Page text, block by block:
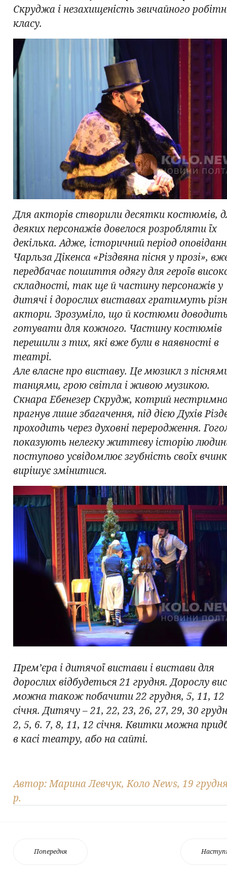
Скруджа і незахищеність звичайного
класу.
Для акторів створили десятки костюмів,
деяких персонажів довелося розробляти їх
декілька. Адже, історичний період
Чарльза Дікенса «Різдвяна пісня у прозі»,
передбачає пошиття одягу для героїв
складності, так ще й частину персонажів у
дитячі і дорослих виставах гратимуть
актори. Зрозуміло, що й костюми
готувати для кожного. Частину костюмів
перешили з тих, які вже були в наявності в
театрі.
Але власне про виставу. Це мюзикл з
танцями, грою світла і живою музикою.
Скнара Ебенезер Скрудж, котрий
прагнув лише збагачення, під дією Духів
проходить через духовні переродження.
показують нелегку життєву історію
поступово усвідомлює згубність своїх
вирішує змінитися.
Прем’єра і дитячої вистави і вистави для
дорослих відбудеться 21 грудня. Дорослу
можна також побачити 22 грудня, 5, 11, 12
січня. Дитячу – 21, 22, 23, 26, 27, 29, 30
2, 5, 6. 7, 8, 11, 12 січня. Квитки можна
в касі театру, або на сайті.
Автор: Марина Левчук, Коло News, 19
р.
Попередня